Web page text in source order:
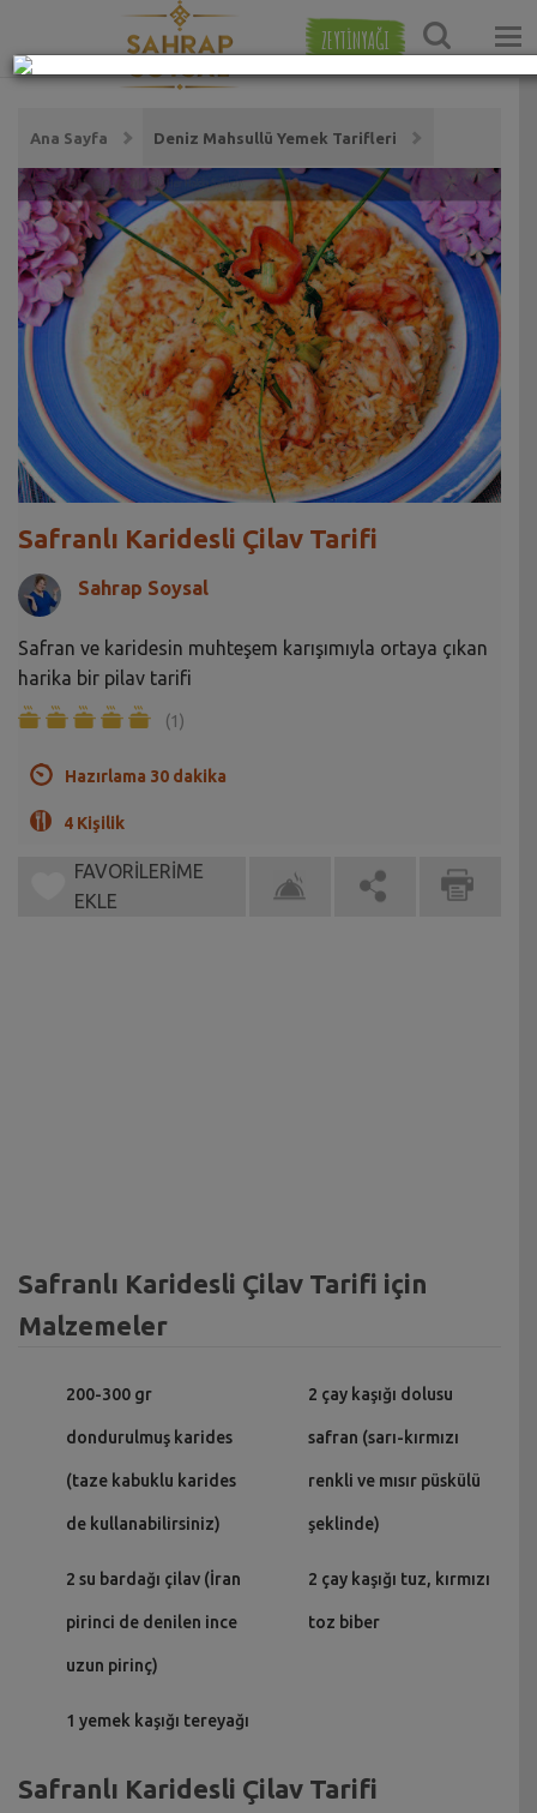
ZEYTİNYAĞI
Ana Sayfa Deniz Mahsullü Yemek Tarifleri
Safranlı Karidesli Çilav Tarifi
Sahrap Soysal
Safran ve karidesin muhteşem karışımıyla ortaya çıkan
harika bir pilav tarifi
(1)
Hazırlama 30 dakika
4 Kişilik
FAVORİLERİME
EKLE
Safranlı Karidesli Çilav Tarifi için
Malzemeler
200-300 gr
dondurulmuş karides
(taze kabuklu karides
de kullanabilirsiniz)
2 su bardağı çilav (İran
pirinci de denilen ince
uzun pirinç)
1 yemek kaşığı tereyağı
2 çay kaşığı dolusu
safran (sarı-kırmızı
renkli ve mısır püskülü
şeklinde)
2 çay kaşığı tuz, kırmızı
toz biber
Safranlı Karidesli Çilav Tarifi